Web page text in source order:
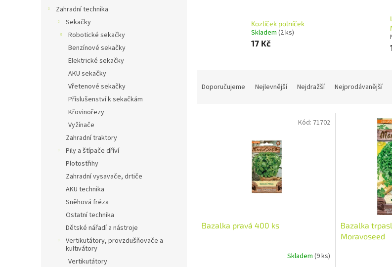
Zahradní technika
Sekačky
Robotické sekačky
Benzínové sekačky
Elektrické sekačky
AKU sekačky
Vřetenové sekačky
Příslušenství k sekačkám
Křovinořezy
Vyžínače
Zahradní traktory
Pily a štípače dříví
Plotostřihy
Zahradní vysavače, drtiče
AKU technika
Sněhová fréza
Ostatní technika
Dětské nářadí a nástroje
Vertikutátory, provzdušňovače a
kultivátory
Vertikutátory
Kozlíček polníček
Skladem (2 ks)
17 Kč
Doporučujeme Nejlevnější Nejdražší Nejprodávanější
Bazalka pravá 400 ks
Skladem (9 ks)
Kód: 71702
Bazalka
Moravoseed